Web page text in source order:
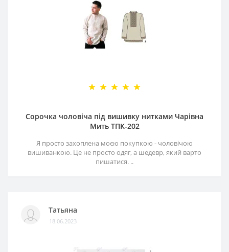
Сорочка чоловіча під вишивку нитками Чарівна
Мить ТПК-202
Я просто захоплена моєю покупкою - чоловічою
вишиванкою. Це не просто одяг, а шедевр, який варто
пишатися. ..
Татьяна
18.06.2023